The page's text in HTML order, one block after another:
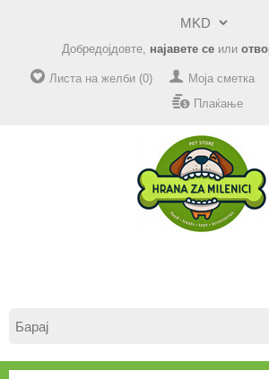
Добредојдовте, најавете се или
Листа на желби (0) Моја сметка
Плаќање